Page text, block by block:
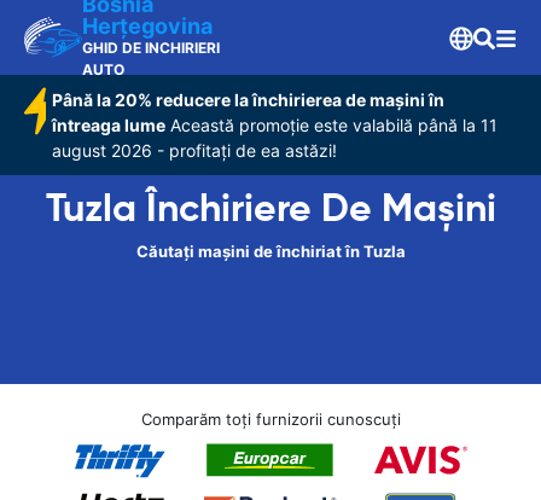
Herţegovina
GHID DE INCHIRIERI
AUTO
Până la 20% reducere la închirierea de mașini în
întreaga lume Această promoție este valabilă până la 11
august 2026 - profitați de ea astăzi!
Tuzla Închiriere De Maşini
Căutați mașini de închiriat în Tuzla
Comparăm toți furnizorii cunoscuți